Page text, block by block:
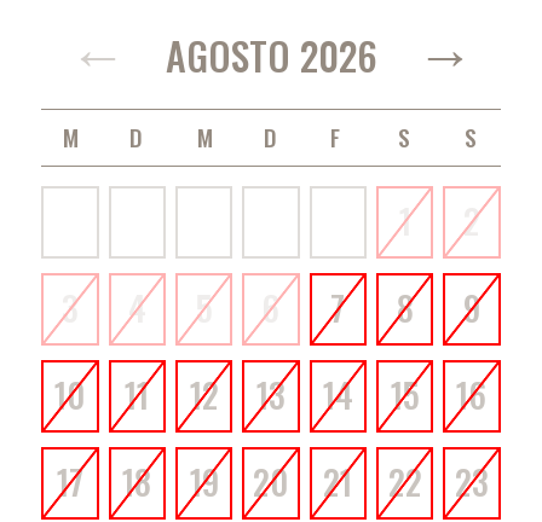
← AGOSTO 2026 →
1
2
3
4 5 6 7 8
9
10
11 12 13 14 15
16
17
18 19 20 21 22
23